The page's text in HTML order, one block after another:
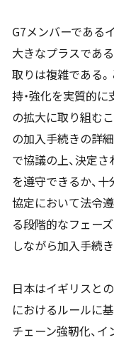
G7メンバーである
大きなプラスであ
取りは複雑である
持・強化を実質的
の拡大に取り組む
の加入手続きの詳
で協議の上、決定
を遵守できるか、
協定において法令
る段階的なフェー
しながら加入手続
日本はイギリスと
におけるルールに
チェーン強靭化、